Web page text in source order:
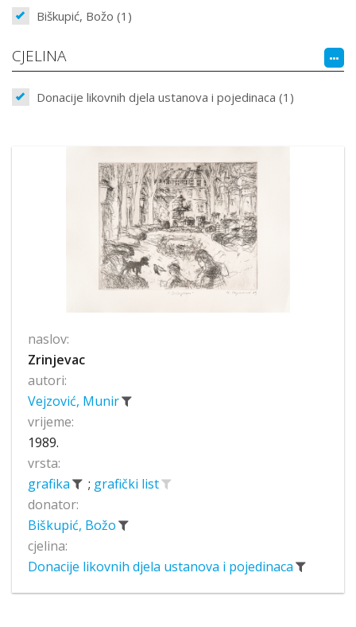
Biškupić, Božo (1)
CJELINA
Donacije likovnih djela ustanova i pojedinaca (1)
naslov:
Zrinjevac
autori:
Vejzović, Munir
vrijeme:
1989.
vrsta:
grafika
; grafički list
donator:
Biškupić, Božo
cjelina:
Donacije likovnih djela ustanova i pojedinaca